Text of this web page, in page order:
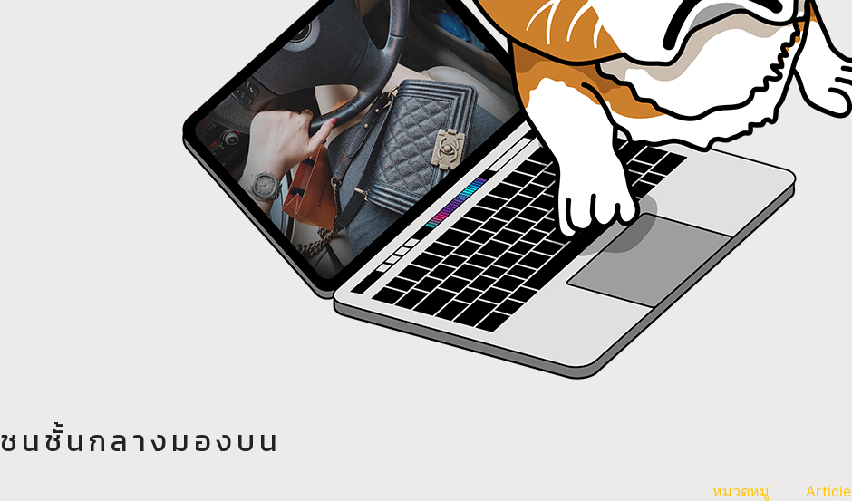
ชนชั้นกลางมองบน
หมวดหมู่ Article